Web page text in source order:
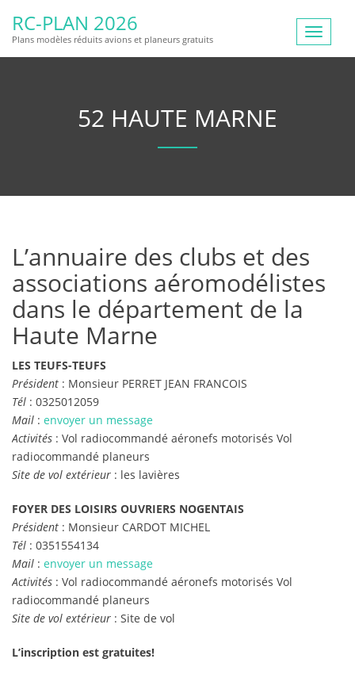
RC-PLAN 2026
Plans modèles réduits avions et planeurs gratuits
Toggle
52 HAUTE MARNE
L’annuaire des clubs et des
associations aéromodélistes
dans le département de la
Haute Marne
LES TEUFS-TEUFS
Président : Monsieur PERRET JEAN FRANCOIS
Tél : 0325012059
Mail : envoyer un message
Activités : Vol radiocommandé aéronefs motorisés Vol
radiocommandé planeurs
Site de vol extérieur : les lavières
FOYER DES LOISIRS OUVRIERS NOGENTAIS
Président : Monsieur CARDOT MICHEL
Tél : 0351554134
Mail : envoyer un message
Activités : Vol radiocommandé aéronefs motorisés Vol
radiocommandé planeurs
Site de vol extérieur : Site de vol
L’inscription est gratuites!